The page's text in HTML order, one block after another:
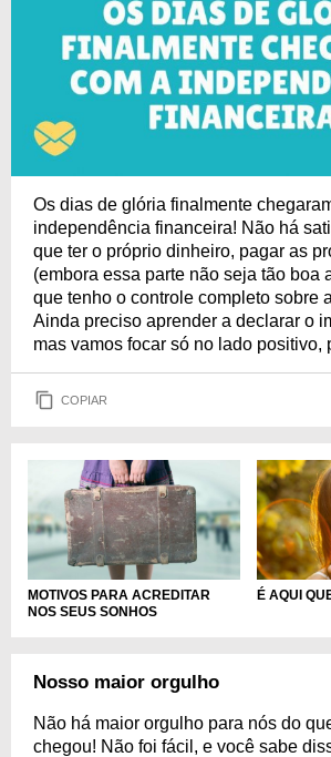
Os dias de glória finalmente
independência financeira! Não há
que ter o próprio dinheiro, pagar as
(embora essa parte não seja tão boa
que tenho o controle completo sobre
Ainda preciso aprender a declarar o
mas vamos focar só no lado positivo,
COPIAR
MOTIVOS PARA ACREDITAR
NOS SEUS SONHOS
É AQUI
Nosso maior orgulho
Não há maior orgulho para nós do
chegou! Não foi fácil, e você sabe